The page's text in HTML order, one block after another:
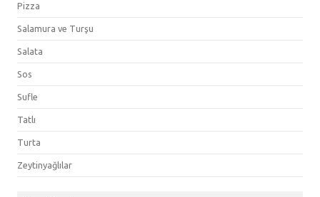
Pizza
Salamura ve Turşu
Salata
Sos
Sufle
Tatlı
Turta
Zeytinyağlılar